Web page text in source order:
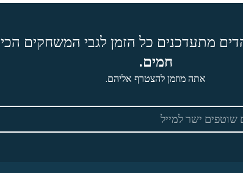
מתעדכנים כל הזמן לגבי המשחקים הכי
חמים.
אתה מוזמן להצטרף אליהם.